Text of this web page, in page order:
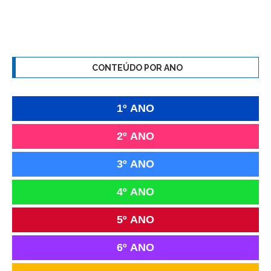
CONTEÚDO POR ANO
1º ANO
2º ANO
3º ANO
4º ANO
5º ANO
6º ANO